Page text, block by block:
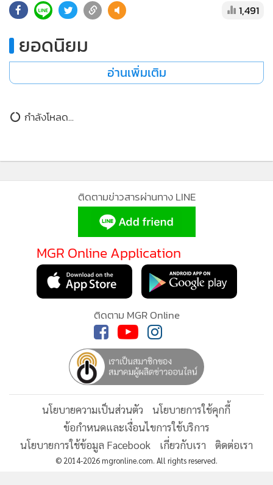
เป็นสำนักงานคุมประพฤติที่กำกับดูแลพื้นที่ของสถานที่พักโทษ
นายกรัฐมนตรี เรื่องการออกหมายสั่งปล่อยตัวจากศาล จะถูกส่ง
ไปยังเรือนจำพิเศษธนบุรี เนื่องจากเป็นเรือนจำฯ ที่อยู่ในพื้นที่
ตามทะเบียนพำนักสถานที่พักโทษคุมประพฤติ ทำให้ขณะนี้ราย
เรือนจำพิเศษธนบุรีเรียบร้อยแล้ว และเมื่อมีหมายปล่อยตัวจาก
1,491
ยอดนิยม
อ่านเพิ่มเติม
กำลังโหลด...
ติดตามข่าวสารผ่านทาง LINE
MGR Online Application
ติดตาม MGR Online
นโยบายความเป็นส่วนตัว
นโยบายการใช้คุกกี้
ข้อกำหนดและเงื่อนไขการใช้บริการ
นโยบายการใช้ข้อมูล Facebook
เกี่ยวกับเรา ติดต่อเรา
© 2014-2026 mgronline.com. All rights reserved.